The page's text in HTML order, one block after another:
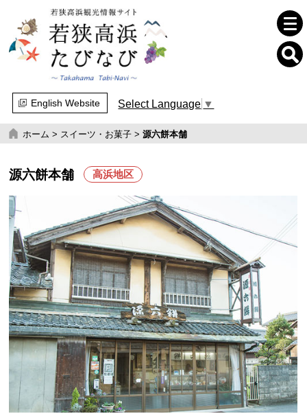
English Website Select Language ▼
ホーム > スイーツ・お菓子 >源六餅本舗
源六餅本舗 高浜地区